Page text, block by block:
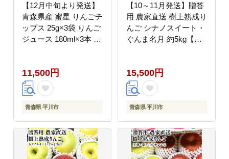
【12月中旬より発送】
青森県産 蜜星 りんごチ
ップス 25g×3袋 りんご
ジュース 180ml×3本 セ
11,500円
青森県 平川市
【10～11月発送】贈答
用 農家直送 樹上熟成り
んご シナノスイート・
ぐんま名月 約5kg【平
15,500円
青森県 平川市